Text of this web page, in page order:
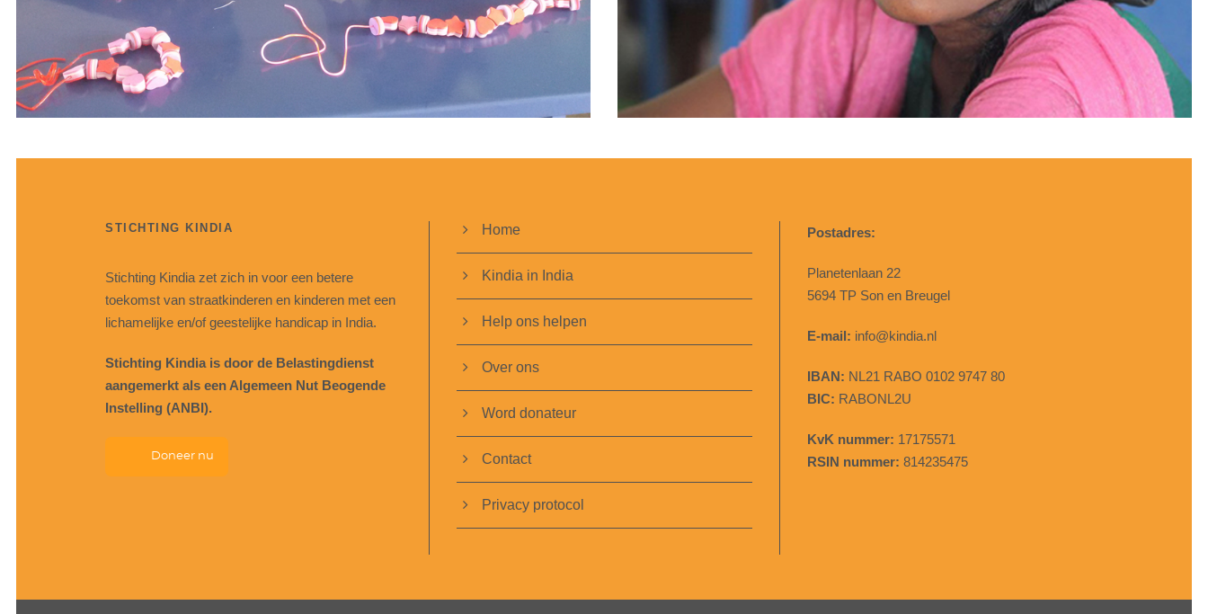
STICHTING KINDIA
Stichting Kindia zet zich in voor een betere
toekomst van straatkinderen en kinderen met een
lichamelijke en/of geestelijke handicap in India.
Stichting Kindia is door de Belastingdienst
aangemerkt als een Algemeen Nut Beogende
Instelling (ANBI).
Doneer nu
Home
Kindia in India
Help ons helpen
Over ons
Word donateur
Contact
Privacy protocol
Postadres:
Planetenlaan 22
5694 TP Son en Breugel
E-mail: info@kindia.nl
IBAN: NL21 RABO 0102 9747 80
BIC: RABONL2U
KvK nummer: 17175571
RSIN nummer: 814235475